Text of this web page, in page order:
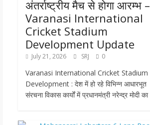
अंतर्राष्ट्रीय मैच से होगा आरम्भ –
Varanasi International
Cricket Stadium
Development Update
July 21, 2026 SRJ 0
Varanasi International Cricket Stadium
Development : देश में हो रहे विभिन्न आधारभूत
संरचना विकास कार्यों में प्रधानमंत्री नरेन्द्र मोदी का